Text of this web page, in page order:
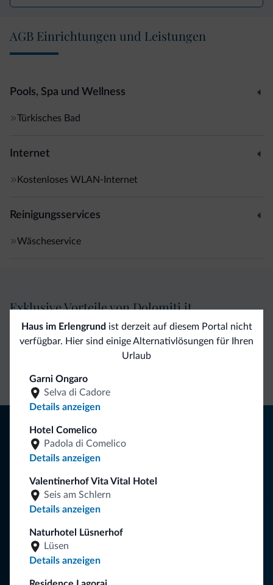
AGB Einrichtungen und Leistungen
Pools, Spa und Wellness
Türkisches Bad
Internet
Kostenloses WLAN-Internet
Reinigungsservices
Wäscheservice
Haus im Erlengrund ist derzeit auf diesem Portal nicht
verfügbar. Hier sind einige Alternativlösungen für Ihren
Urlaub
Garni Ongaro
Selva di Cadore
Details anzeigen
Hotel Comelico
Padola di Comelico
Details anzeigen
Valentinerhof Vita Vital Hotel
Seis am Schlern
Details anzeigen
Naturhotel Lüsnerhof
Lüsen
Details anzeigen
Exklusive Vorteile von Dolomiti.it
Direkter
Vorteilhafte
Folgen Sie Dolomiti.it auf
Tipps aus den Dolomiten
Sie erhalten Informationen, exklusive Angebote und
Neuigkeiten für Ihren Urlaub in den Dolomiten.
NEWSLETTER ABONNIEREN